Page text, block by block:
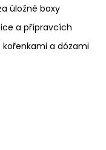
úložné boxy
a přípravcích
a dózami